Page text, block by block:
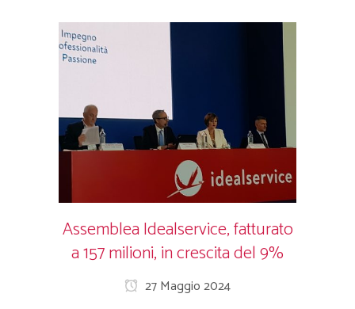
Assemblea Idealservice, fatturato
a 157 milioni, in crescita del 9%
27 Maggio 2024